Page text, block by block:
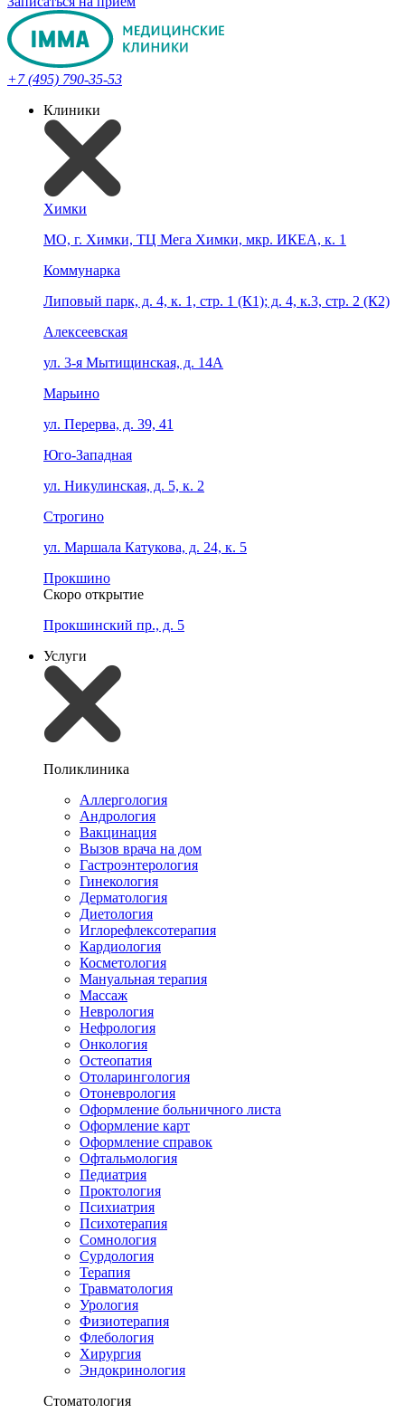
+7 (495) 790-35-53
Клиники
Химки
МО, г. Химки, ТЦ Мега Химки, мкр. ИКЕА, к. 1
Коммунарка
Липовый парк, д. 4, к. 1, стр. 1 (К1); д. 4, к.3, стр. 2 (К2)
Алексеевская
ул. 3-я Мытищинская, д. 14А
Марьино
ул. Перерва, д. 39, 41
Юго-Западная
ул. Никулинская, д. 5, к. 2
Строгино
ул. Маршала Катукова, д. 24, к. 5
Прокшино
Скоро открытие
Прокшинский пр., д. 5
Услуги
Поликлиника
Аллергология
Андрология
Вакцинация
Вызов врача на дом
Гастроэнтерология
Гинекология
Дерматология
Диетология
Иглорефлексотерапия
Кардиология
Косметология
Мануальная терапия
Массаж
Неврология
Нефрология
Онкология
Остеопатия
Отоларингология
Отоневрология
Оформление больничного листа
Оформление карт
Оформление справок
Офтальмология
Педиатрия
Проктология
Психиатрия
Психотерапия
Сомнология
Сурдология
Терапия
Травматология
Урология
Физиотерапия
Флебология
Хирургия
Эндокринология
Стоматология